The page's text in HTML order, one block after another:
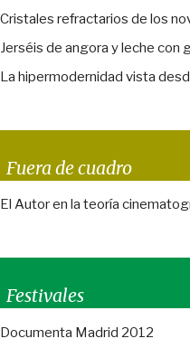
Cristales refractarios de los
Jerséis de angora y leche con
La hipermodernidad vista
Fuera de cuadro
El Autor en la teoría
Festivales
Documenta Madrid 2012